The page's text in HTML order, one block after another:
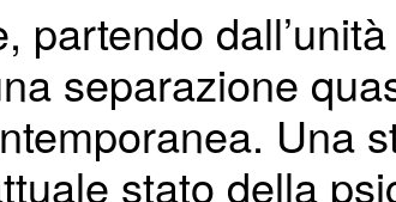
partendo
separazione
Una
stato della